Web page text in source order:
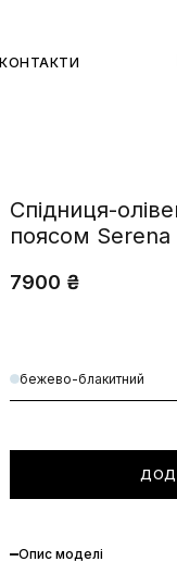
КОНТАКТИ
Спідниця-
поясом Serena
7900 ₴
бежево-блакитний
Опис моделі